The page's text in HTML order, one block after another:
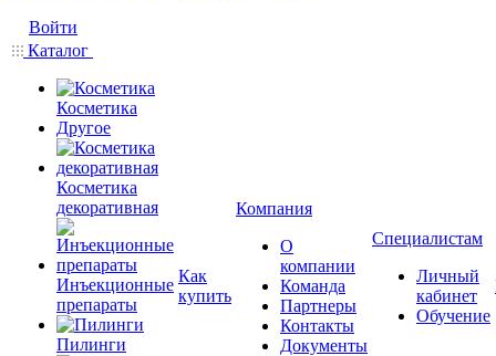
Войти
Каталог
Косметика
Другое
Косметика
декоративная
Инъекционные
препараты
Пилинги
Как
купить
Компания
О
компании
Команда
Партнеры
Контакты
Документы
Специалистам
Личный
кабинет
Обучение